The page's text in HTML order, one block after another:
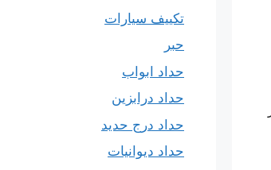
تكييف سيارات
حبر
حداد ابواب
حداد درابزين
حداد درج حديد
حداد ديوانيات